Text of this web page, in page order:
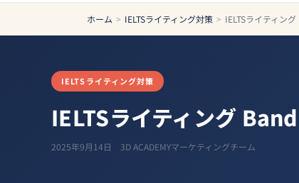
ホーム > IELTSライティング対策 > IELTSライティン
IELTSライティング対策
IELTSライティング
2025年9月14日 3D ACADEMYマーケティングチーム